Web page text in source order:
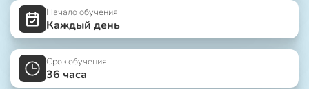
Начало обучения
Каждый день
Срок обучения
36 часа